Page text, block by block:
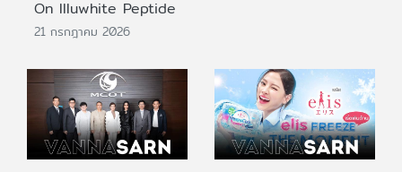
On Illuwhite Peptide
21 กรกฎาคม 2026